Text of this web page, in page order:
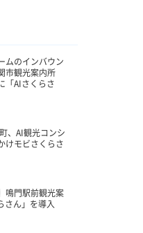
ムのインバウン
市観光案内所
「AIさくらさ
、AI観光コンシ
けモビさくらさ
鳴門駅前観光案
さん」を導入